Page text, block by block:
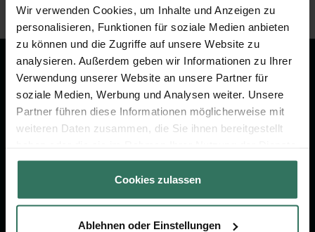
Wir verwenden Cookies, um Inhalte und Anzeigen zu
personalisieren, Funktionen für soziale Medien anbieten
zu können und die Zugriffe auf unsere Website zu
analysieren. Außerdem geben wir Informationen zu Ihrer
Verwendung unserer Website an unsere Partner für
soziale Medien, Werbung und Analysen weiter. Unsere
Partner führen diese Informationen möglicherweise mit
weiteren Daten zusammen, die Sie ihnen bereitgestellt
gesammelt haben.
Cookies zulassen
Ablehnen oder Einstellungen
Wir sind Ihr Ansprechpartner rund
um das Thema Bestattung &
Vorsorge.
Jetzt beraten lassen
FÜR SIE
FÜR BESTATTER